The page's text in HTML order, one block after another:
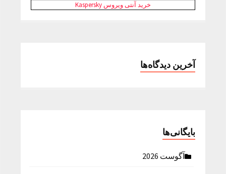
خرید آنتی ویروس Kaspersky
آخرین دیدگاه‌ها
بایگانی‌ها
آگوست 2026